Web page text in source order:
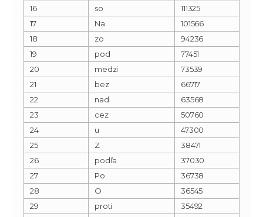
16
so
111325
17
Na
101566
18
zo
94236
19
pod
77451
20
medzi
73539
21
bez
66717
22
nad
63568
23
cez
50760
24
u
47300
25
Z
38471
26
podľa
37030
27
Po
36738
28
O
36545
29
proti
35492